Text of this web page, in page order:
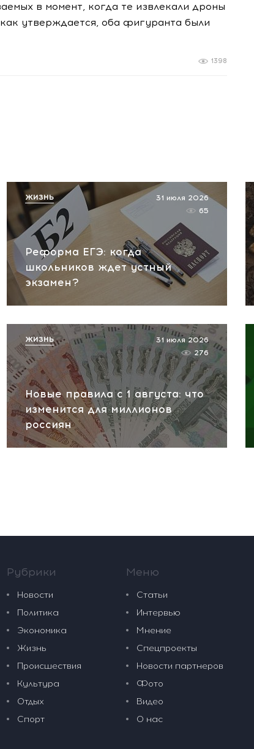
в момент, когда те извлекали дроны
утверждается, оба фигуранта были
1398
Реформа ЕГЭ: когда
школьников ждет устный
экзамен?
31 июля 2026
65
ЖИЗНЬ
Новые правила с 1 августа: что
изменится для миллионов
россиян
31 июля 2026
276
ЖИЗНЬ
Рубрики
Новости
Политика
Экономика
Жизнь
Происшествия
Культура
Отдых
Спорт
Меню
Статьи
Интервью
Мнение
Спецпроекты
Новости партнеров
Фото
Видео
О нас